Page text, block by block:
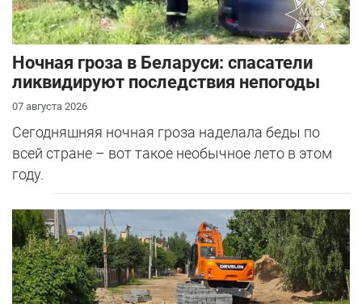
Ночная гроза в Беларуси: спасатели
ликвидируют последствия непогоды
07 августа 2026
Сегодняшняя ночная гроза наделала беды по
всей стране – вот такое необычное лето в этом
году.